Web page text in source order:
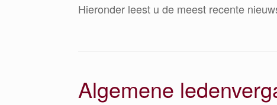
Hieronder leest u de meest recente
Algemene